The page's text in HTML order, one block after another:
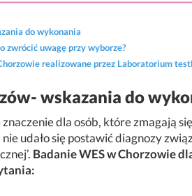
do wykonania
zwrócić uwagę przy wyborze?
realizowane przez Laboratorium
wskazania do
znaczenie dla osób, które zmagają
udało się postawić diagnozy
Badanie WES w Chorzowie